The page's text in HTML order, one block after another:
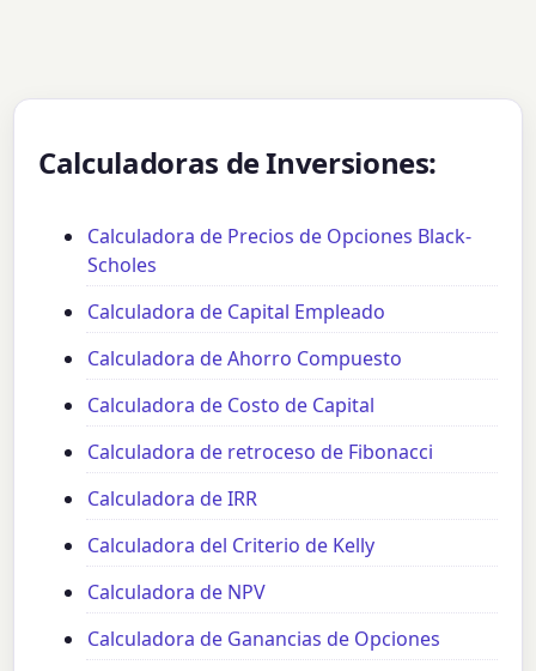
Calculadoras de Inversiones:
Calculadora de Precios de Opciones Black-
Scholes
Calculadora de Capital Empleado
Calculadora de Ahorro Compuesto
Calculadora de Costo de Capital
Calculadora de retroceso de Fibonacci
Calculadora de IRR
Calculadora del Criterio de Kelly
Calculadora de NPV
Calculadora de Ganancias de Opciones